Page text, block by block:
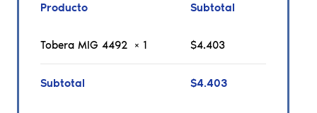
Producto Subtotal
Tobera MIG 4492 × 1 $4.403
Subtotal $4.403